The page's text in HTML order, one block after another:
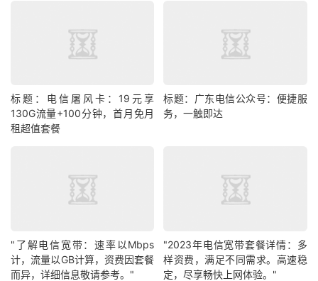
标题：电信屠风卡：19元享
130G流量+100分钟，首月免月
租超值套餐
标题：广东电信公众号：便捷服
务，一触即达
"了解电信宽带：速率以Mbps
计，流量以GB计算，资费因套餐
而异，详细信息敬请参考。"
"2023年电信宽带套餐详情：多
样资费，满足不同需求。高速稳
定，尽享畅快上网体验。"